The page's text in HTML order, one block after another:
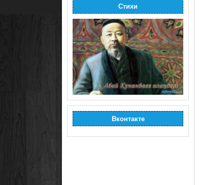
Стихи
Вконтакте